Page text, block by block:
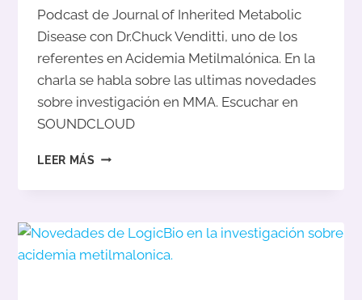
Podcast de Journal of Inherited Metabolic
Disease con Dr.Chuck Venditti, uno de los
referentes en Acidemia Metilmalónica. En la
charla se habla sobre las ultimas novedades
sobre investigación en MMA. Escuchar en
SOUNDCLOUD
LEER MÁS PODCAST
JOURNAL
METABOLIC
DISEASE